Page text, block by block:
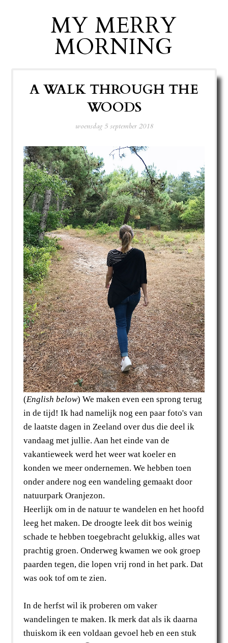
MY MERRY
MORNING
A WALK THROUGH THE
WOODS
woensdag 5 september 2018
(English below) We maken even een sprong terug
in de tijd! Ik had namelijk nog een paar foto's van
de laatste dagen in Zeeland over dus die deel ik
vandaag met jullie. Aan het einde van de
vakantieweek werd het weer wat koeler en
konden we meer ondernemen. We hebben toen
onder andere nog een wandeling gemaakt door
natuurpark Oranjezon.
Heerlijk om in de natuur te wandelen en het hoofd
leeg het maken. De droogte leek dit bos weinig
schade te hebben toegebracht gelukkig, alles wat
prachtig groen. Onderweg kwamen we ook groep
paarden tegen, die lopen vrij rond in het park. Dat
was ook tof om te zien.
In de herfst wil ik proberen om vaker
wandelingen te maken. Ik merk dat als ik daarna
thuiskom ik een voldaan gevoel heb en een stuk